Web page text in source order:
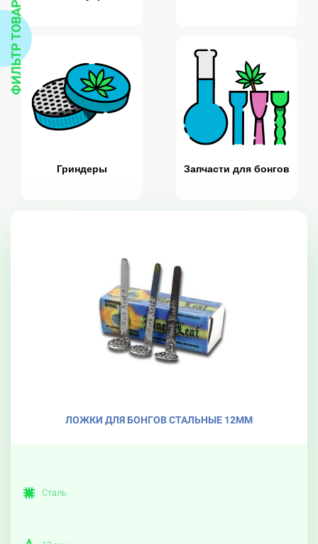
ФИЛЬТР ТОВАРОВ
Гриндеры Запчасти для бонгов
ЛОЖКИ ДЛЯ БОНГОВ СТАЛЬНЫЕ 12ММ
Сталь